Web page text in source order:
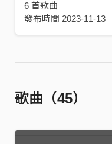
6 首歌曲
發布時間 2023-11-13
歌曲（45）